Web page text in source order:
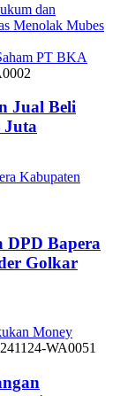
dan
Menolak Mubes
PT BKA
Jual Beli
Juta
Kabupaten
DPD Bapera
Golkar
Money